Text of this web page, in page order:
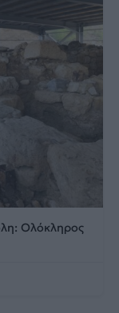
Ολόκληρος